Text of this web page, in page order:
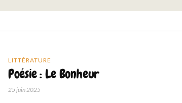
LITTÉRATURE
Poésie : Le Bonheur
25 juin 2025